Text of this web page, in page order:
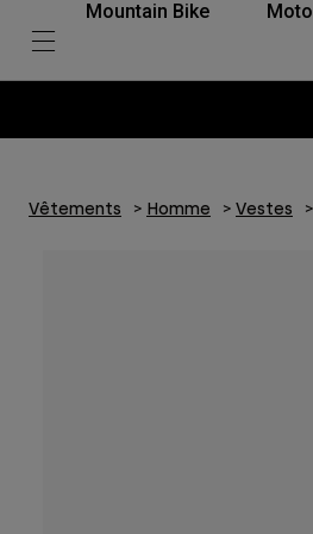
Mountain Bike Moto
Vêtements Homme Vestes